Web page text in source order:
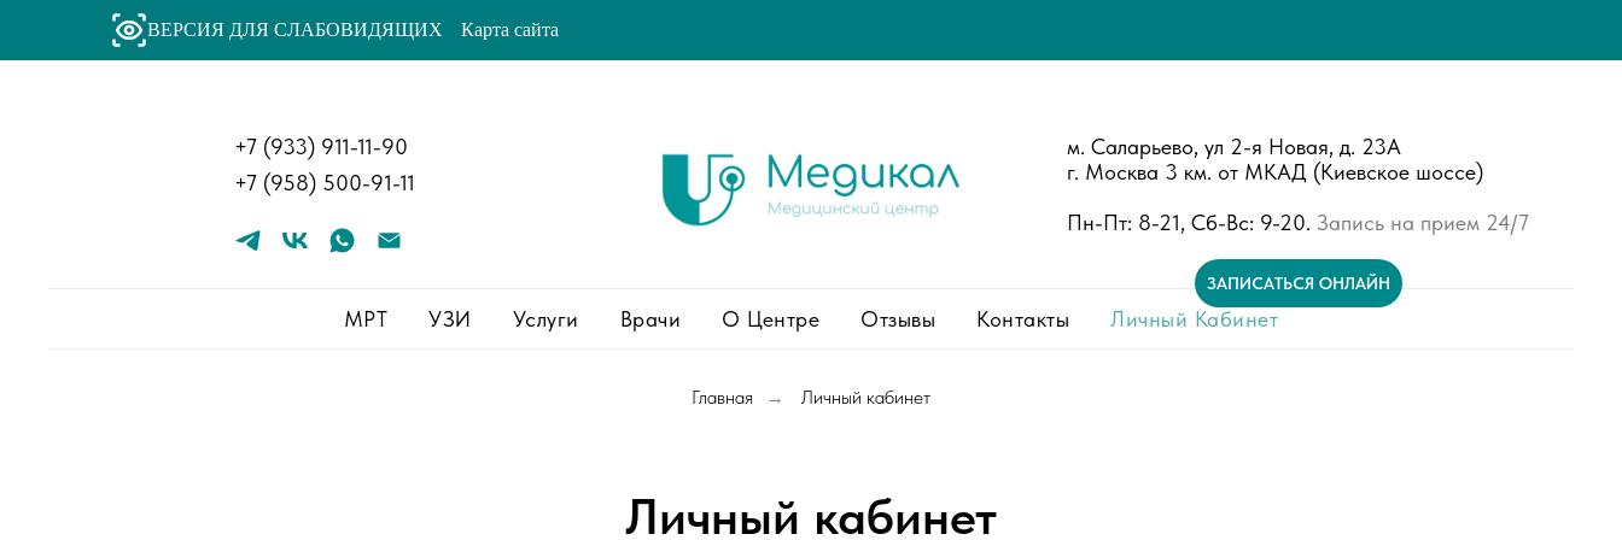
ВЕРСИЯ ДЛЯ СЛАБОВИДЯЩИХ Карта сайта
+7 (933) 911-11-90
+7 (958) 500-91-11
м. Саларьево, ул 2-я Новая, д. 23А
г. Москва 3 км. от МКАД (Киевское шоссе)
Пн-Пт: 8-21, Сб-Вс: 9-20. Запись на прием 24/7
ЗАПИСАТЬСЯ ОНЛАЙН
МРТ УЗИ Услуги Врачи О Центре Отзывы Контакты Личный Кабинет
Главная → Личный кабинет
Личный кабинет